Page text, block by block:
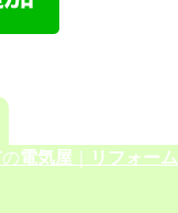
の電気屋 ｜ リフォーム